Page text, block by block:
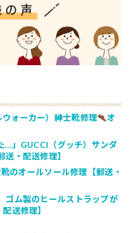
ォーカー）紳士靴修理
オ
…」GUCCI（グッチ）サンダ
・配送修理】
のオールソール修理【郵送・
ム製のヒールストラップが
送修理】